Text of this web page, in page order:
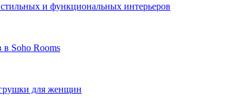
и функциональных интерьеров
в Soho Rooms
для женщин